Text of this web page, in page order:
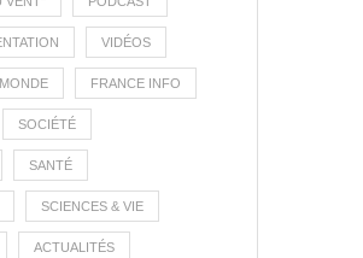
VIDÉOS
MONDE FRANCE INFO
SOCIÉTÉ
SANTÉ
SCIENCES & VIE
ACTUALITÉS